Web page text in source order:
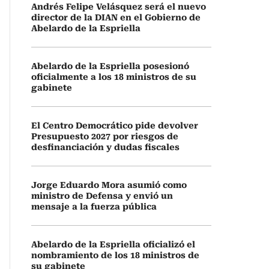
Andrés Felipe Velásquez será el nuevo
director de la DIAN en el Gobierno de
Abelardo de la Espriella
Abelardo de la Espriella posesionó
oficialmente a los 18 ministros de su
gabinete
El Centro Democrático pide devolver
Presupuesto 2027 por riesgos de
desfinanciación y dudas fiscales
Jorge Eduardo Mora asumió como
ministro de Defensa y envió un
mensaje a la fuerza pública
Abelardo de la Espriella oficializó el
nombramiento de los 18 ministros de
su gabinete